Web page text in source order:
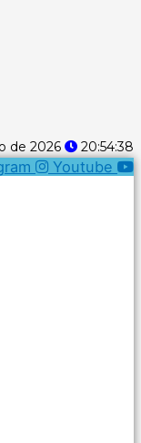
de 2026 20:54:39
Youtube